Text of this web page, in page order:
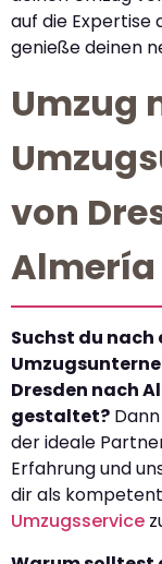
auf die Expertise
genieße deinen
Umzug
von
Almería
Suchst du nach
Dresden nach
gestaltet?
der ideale
Erfahrung und
dir als
Umzugsservice